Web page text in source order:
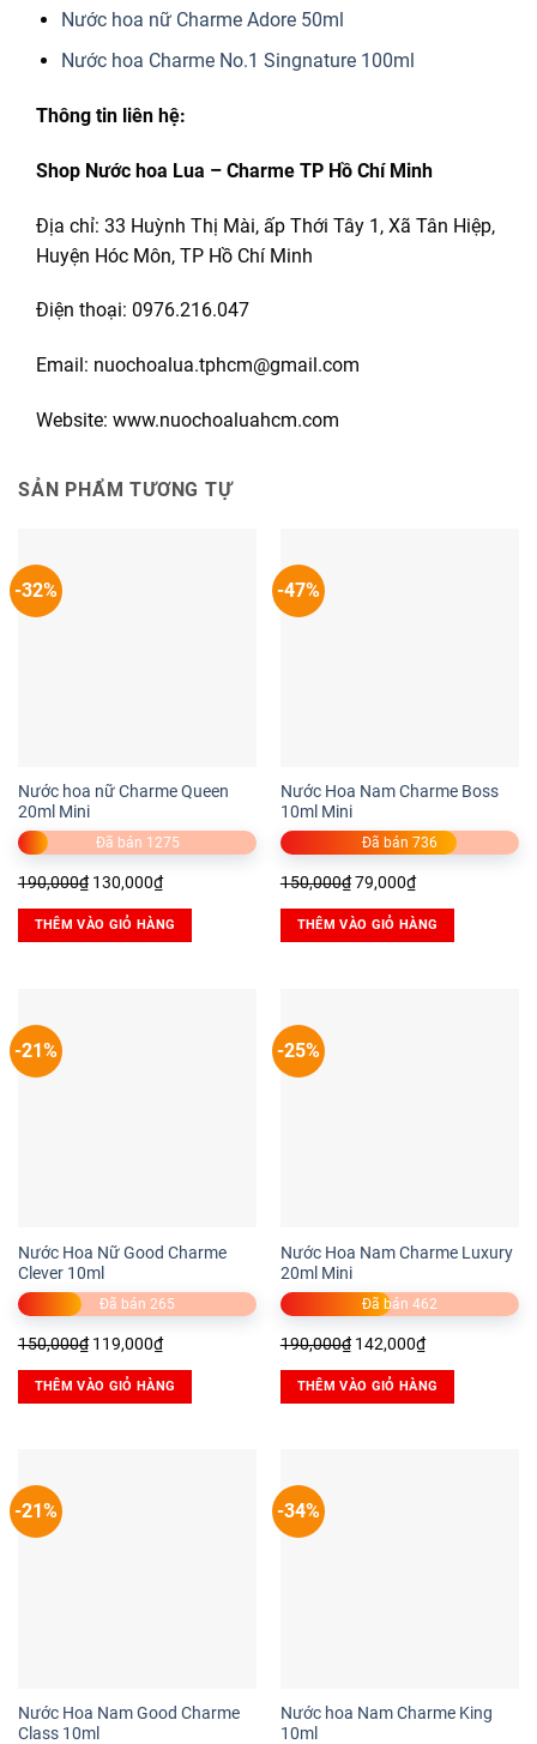
Nước hoa nữ Charme Adore 50ml
Nước hoa Charme No.1 Singnature 100ml
Thông tin liên hệ:
Shop Nước hoa Lua – Charme TP Hồ Chí Minh
Địa chỉ: 33 Huỳnh Thị Mài, ấp Thới Tây 1, Xã Tân Hiệp,
Huyện Hóc Môn, TP Hồ Chí Minh
Điện thoại: 0976.216.047
Email: nuochoalua.tphcm@gmail.com
Website: www.nuochoaluahcm.com
SẢN PHẨM TƯƠNG TỰ
-32%
Nước hoa nữ Charme Queen
20ml Mini
Đã bán 1275
190,000₫ Giá
gốc
là:
130,000₫Giá
hiện
tại
THÊM VÀO GIỎ HÀNG
-47%
Nước Hoa Nam Charme Boss
10ml Mini
Đã bán 736
150,000₫ Giá
gốc
là:
79,000₫Giá
hiện
tại
THÊM VÀO GIỎ HÀNG
-21%
Nước Hoa Nữ Good Charme
Clever 10ml
Đã bán 265
150,000₫ Giá
gốc
là:
119,000₫Giá
hiện
tại
THÊM VÀO GIỎ HÀNG
-25%
Nước Hoa Nam Charme Luxury
20ml Mini
Đã bán 462
190,000₫ Giá
gốc
là:
142,000₫Giá
hiện
tại
THÊM VÀO GIỎ HÀNG
-21%
Nước Hoa Nam Good Charme
Class 10ml
-34%
Nước hoa Nam Charme King
10ml